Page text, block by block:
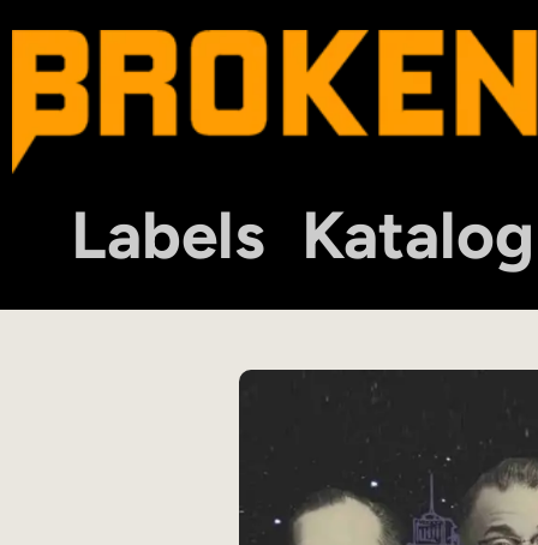
Labels Katalog